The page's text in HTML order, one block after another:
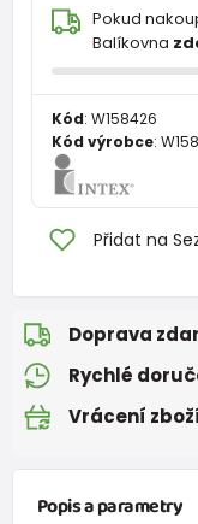
Pokud
Balíkovna
Kód: W158426
Kód výrobce:
Přidat na
Doprava
Rychlé
Vrácení
Popis a parametry